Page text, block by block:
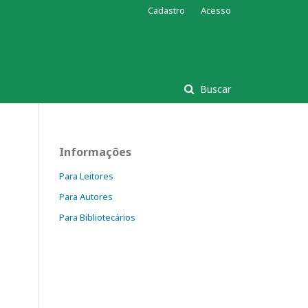
Buscar
Cadastro Acesso
Informações
Para Leitores
Para Autores
Para Bibliotecários